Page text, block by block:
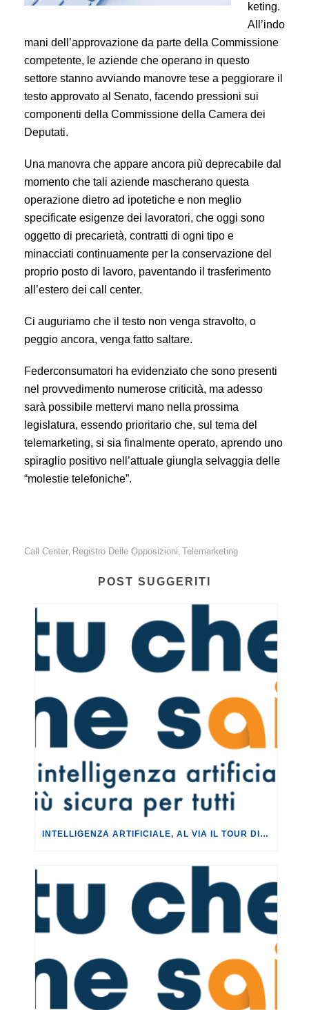
keting.
All’indo
mani dell’approvazione da parte della Commissione
competente, le aziende che operano in questo
settore stanno avviando manovre tese a peggiorare il
testo approvato al Senato, facendo pressioni sui
componenti della Commissione della Camera dei
Deputati.
Una manovra che appare ancora più deprecabile dal
momento che tali aziende mascherano questa
operazione dietro ad ipotetiche e non meglio
specificate esigenze dei lavoratori, che oggi sono
oggetto di precarietà, contratti di ogni tipo e
minacciati continuamente per la conservazione del
proprio posto di lavoro, paventando il trasferimento
all’estero dei call center.
Ci auguriamo che il testo non venga stravolto, o
peggio ancora, venga fatto saltare.
Federconsumatori ha evidenziato che sono presenti
nel provvedimento numerose criticità, ma adesso
sarà possibile mettervi mano nella prossima
legislatura, essendo prioritario che, sul tema del
telemarketing, si sia finalmente operato, aprendo uno
spiraglio positivo nell’attuale giungla selvaggia delle
“molestie telefoniche”.
Call Center, Registro Delle Opposizioni, Telemarketing
POST SUGGERITI
INTELLIGENZA ARTIFICIALE, AL VIA IL TOUR DI EVENTI DEL PROGETTO TU CHE NE SAI?